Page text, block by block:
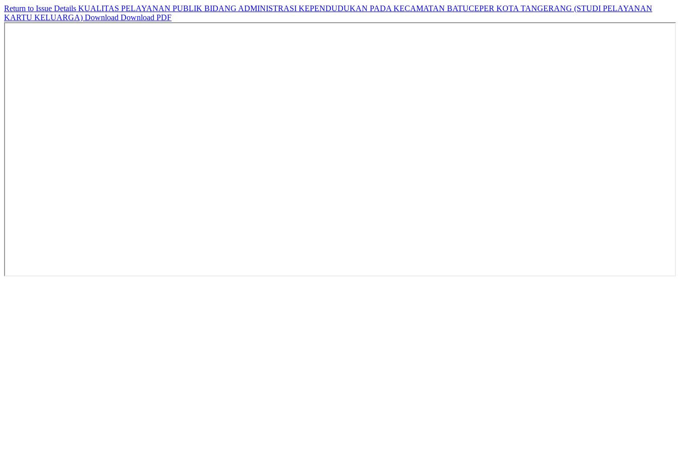
Return to Issue Details KUALITAS PELAYANAN PUBLIK BIDANG ADMINISTRASI KEPENDUDUKAN PADA KECAMATAN BATUCEPER KOTA TANGERANG (STUDI PELAYANAN
KARTU KELUARGA) Download Download PDF